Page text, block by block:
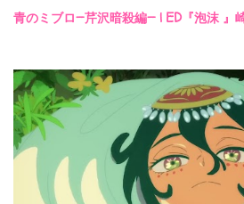
青のミブロ—芹沢暗殺編— | ED『泡沫 』